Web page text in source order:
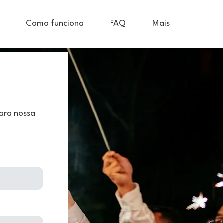
Como funciona FAQ Mais
nossa